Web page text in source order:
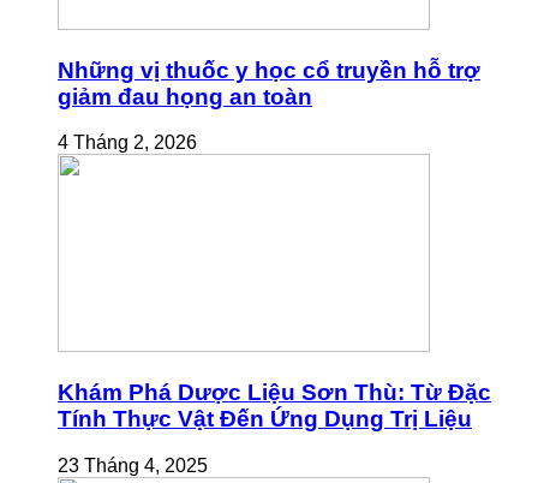
Những vị thuốc y học cổ truyền hỗ trợ
giảm đau họng an toàn
4 Tháng 2, 2026
Khám Phá Dược Liệu Sơn Thù: Từ Đặc
Tính Thực Vật Đến Ứng Dụng Trị Liệu
23 Tháng 4, 2025